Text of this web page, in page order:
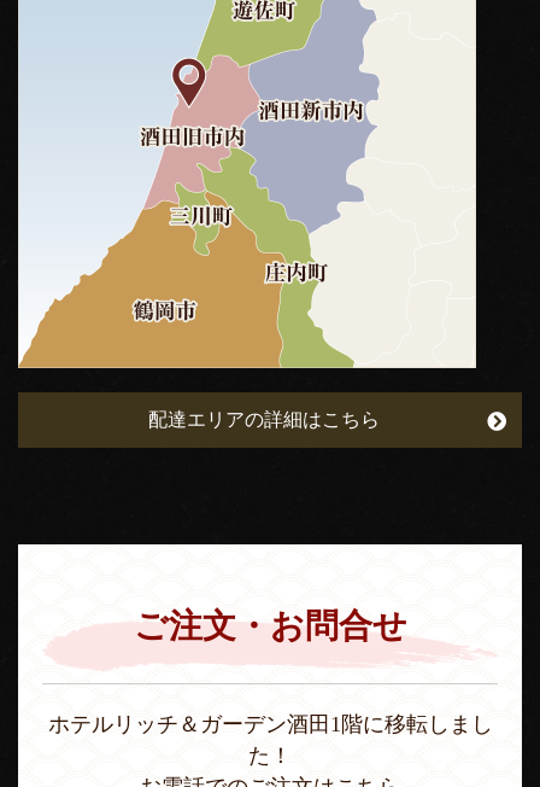
配達エリアの詳細はこちら
ご注文・お問合せ
ホテルリッチ＆ガーデン酒田1階に移転しまし
た！